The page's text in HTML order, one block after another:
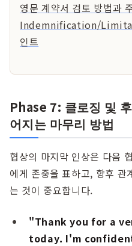
영문 계약서 검토 방법과
Indemnification/
인트
Phase 7: 클로징 및
어지는 마무리 방법
협상의 마지막 인상은 다음
에게 존중을 표하고, 향후 관
는 것이 중요합니다.
"Thank you for a
today. I'm